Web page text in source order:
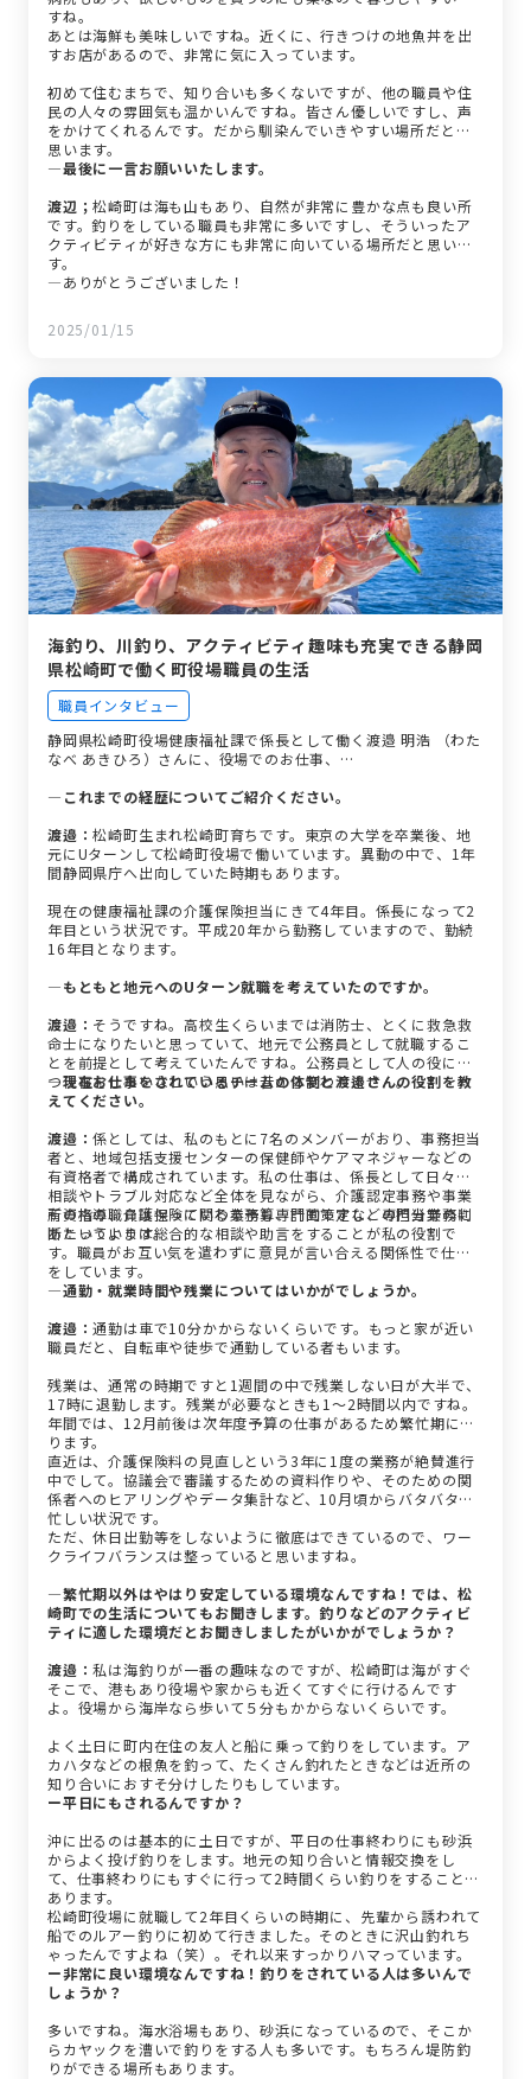
すね。
あとは海鮮も美味しいですね。近くに、行きつけの地魚丼を出
すお店があるので、非常に気に入っています。
初めて住むまちで、知り合いも多くないですが、他の職員や住
民の人々の雰囲気も温かいんですね。皆さん優しいですし、声
をかけてくれるんです。だから馴染んでいきやすい場所だとも
思います。
―最後に一言お願いいたします。
渡辺；松崎町は海も山もあり、自然が非常に豊かな点も良い所
です。釣りをしている職員も非常に多いですし、そういったア
クティビティが好きな方にも非常に向いている場所だと思いま
す。
―ありがとうございました！
2025/01/15
海釣り、川釣り、アクティビティ趣味も充実できる静岡
県松崎町で働く町役場職員の生活
職員インタビュー
静岡県松崎町役場健康福祉課で係長として働く渡邉 明浩 （わた
なべ あきひろ）さんに、役場でのお仕事、…
―これまでの経歴についてご紹介ください。
渡邉：松崎町生まれ松崎町育ちです。東京の大学を卒業後、地
元にUターンして松崎町役場で働いています。異動の中で、1年
間静岡県庁へ出向していた時期もあります。
現在の健康福祉課の介護保険担当にきて4年目。係長になって2
年目という状況です。平成20年から勤務していますので、勤続
16年目となります。
―もともと地元へのUターン就職を考えていたのですか。
渡邉： そうですね。高校生くらいまでは消防士、とくに救急救
命士になりたいと思っていて、地元で公務員として就職するこ
とを前提として考えていたんですね。公務員として人の役に立
つ仕事をしたいなという思いは昔から変わりません。
―現在お仕事をされているチームの体制と渡邉さんの役割を教
えてください。
渡邉：係としては、私のもとに7名のメンバーがおり、事務担当
者と、地域包括支援センターの保健師やケアマネジャーなどの
有資格者で構成されています。私の仕事は、係長として日々の
相談やトラブル対応など全体を見ながら、介護認定事務や事業
所の指導、介護保険に関わる予算、計画策定などの担当業務に
あたっています。
有資格の職員は担っている業務も専門的ですし、専門分野の判
断というよりは総合的な相談や助言をすることが私の役割で
す。職員がお互い気を遣わずに意見が言い合える関係性で仕事
をしています。
―通勤・就業時間や残業についてはいかがでしょうか。
渡邉：通勤は車で10分かからないくらいです。もっと家が近い
職員だと、自転車や徒歩で通勤している者もいます。
残業は、通常の時期ですと1週間の中で残業しない日が大半で、
17時に退勤します。残業が必要なときも1～2時間以内ですね。
年間では、12月前後は次年度予算の仕事があるため繁忙期にな
ります。
直近は、介護保険料の見直しという3年に1度の業務が絶賛進行
中でして。協議会で審議するための資料作りや、そのための関
係者へのヒアリングやデータ集計など、10月頃からバタバタと
忙しい状況です。
ただ、休日出勤等をしないように徹底はできているので、ワー
クライフバランスは整っていると思いますね。
―繁忙期以外はやはり安定している環境なんですね！では、松
崎町での生活についてもお聞きします。釣りなどのアクティビ
ティに適した環境だとお聞きしましたがいかがでしょうか？
渡邉：私は海釣りが一番の趣味なのですが、松崎町は海がすぐ
そこで、港もあり役場や家からも近くてすぐに行けるんです
よ。役場から海岸なら歩いて５分もかからないくらいです。
よく土日に町内在住の友人と船に乗って釣りをしています。ア
カハタなどの根魚を釣って、たくさん釣れたときなどは近所の
知り合いにおすそ分けしたりもしています。
ー平日にもされるんですか？
沖に出るのは基本的に土日ですが、平日の仕事終わりにも砂浜
からよく投げ釣りをします。地元の知り合いと情報交換をし
て、仕事終わりにもすぐに行って2時間くらい釣りをすることも
あります。
松崎町役場に就職して2年目くらいの時期に、先輩から誘われて
船でのルアー釣りに初めて行きました。そのときに沢山釣れち
ゃったんですよね（笑）。それ以来すっかりハマっています。
ー非常に良い環境なんですね！釣りをされている人は多いんで
しょうか？
多いですね。海水浴場もあり、砂浜になっているので、そこか
らカヤックを漕いで釣りをする人も多いです。もちろん堤防釣
りができる場所もあります。